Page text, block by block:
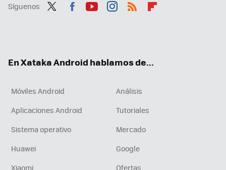
Síguenos
En Xataka Android hablamos de...
Móviles Android
Análisis
Aplicaciones Android
Tutoriales
Sistema operativo
Mercado
Huawei
Google
Xiaomi
Ofertas